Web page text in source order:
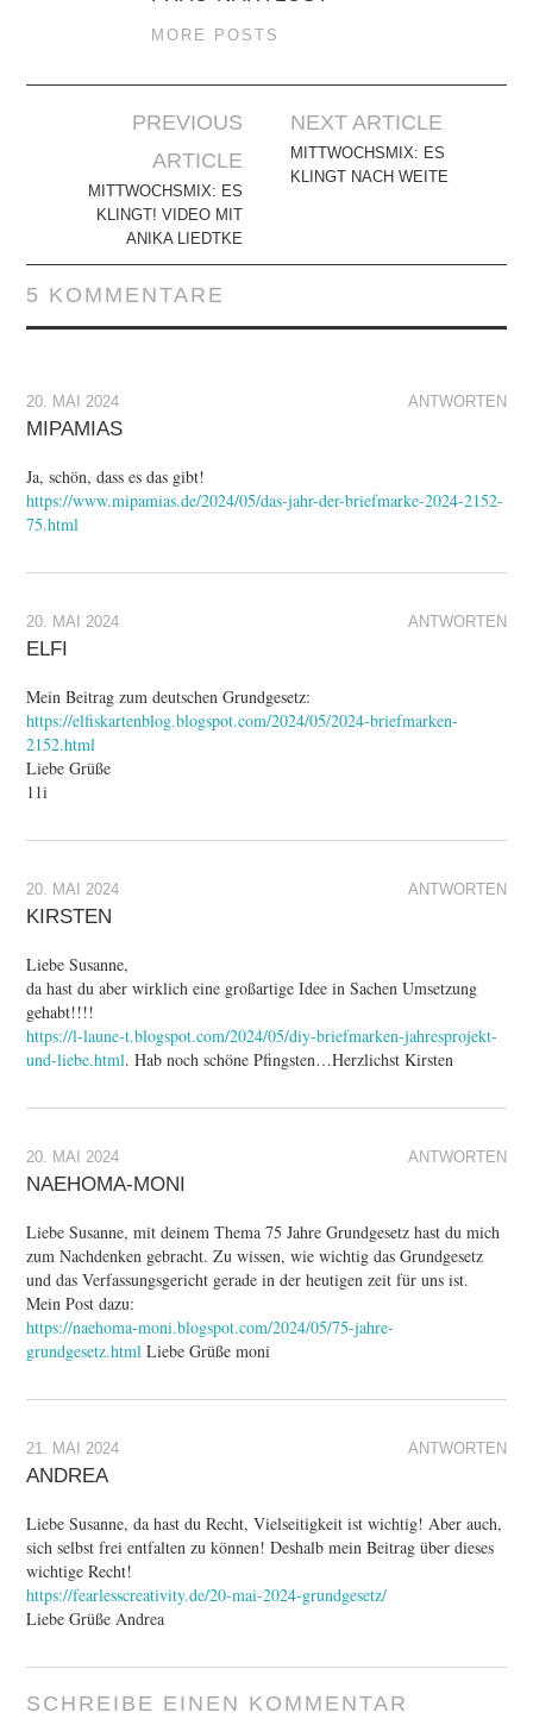
MORE POSTS
Navigation
PREVIOUS
ARTICLE
MITTWOCHSMIX: ES
KLINGT! VIDEO MIT
ANIKA LIEDTKE
NEXT ARTICLE
MITTWOCHSMIX: ES
KLINGT NACH WEITE
5 KOMMENTARE
ANTWORTEN
20. MAI 2024
MIPAMIAS
Ja, schön, dass es das gibt!
https://www.mipamias.de/2024/05/das-jahr-der-briefmarke-2024-2152-
75.html
ANTWORTEN
20. MAI 2024
ELFI
Mein Beitrag zum deutschen Grundgesetz:
https://elfiskartenblog.blogspot.com/2024/05/2024-briefmarken-
2152.html
Liebe Grüße
11i
ANTWORTEN
20. MAI 2024
KIRSTEN
Liebe Susanne,
da hast du aber wirklich eine großartige Idee in Sachen Umsetzung
gehabt!!!!
https://l-laune-t.blogspot.com/2024/05/diy-briefmarken-jahresprojekt-
und-liebe.html. Hab noch schöne Pfingsten…Herzlichst Kirsten
ANTWORTEN
20. MAI 2024
NAEHOMA-MONI
Liebe Susanne, mit deinem Thema 75 Jahre Grundgesetz hast du mich
zum Nachdenken gebracht. Zu wissen, wie wichtig das Grundgesetz
und das Verfassungsgericht gerade in der heutigen zeit für uns ist.
Mein Post dazu:
https://naehoma-moni.blogspot.com/2024/05/75-jahre-
grundgesetz.html Liebe Grüße moni
ANTWORTEN
21. MAI 2024
ANDREA
Liebe Susanne, da hast du Recht, Vielseitigkeit ist wichtig! Aber auch,
sich selbst frei entfalten zu können! Deshalb mein Beitrag über dieses
wichtige Recht!
https://fearlesscreativity.de/20-mai-2024-grundgesetz/
Liebe Grüße Andrea
SCHREIBE EINEN KOMMENTAR